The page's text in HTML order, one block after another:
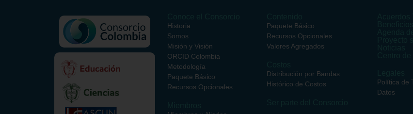
Historia
Somos
Misión y Visión
ORCID Colombia
Metodología
Paquete Básico
Recursos Opcionales
Paquete Básico
Recursos Opcionales
Valores Agregados
Distribución por Bandas
Histórico de Costos
Política de
Datos